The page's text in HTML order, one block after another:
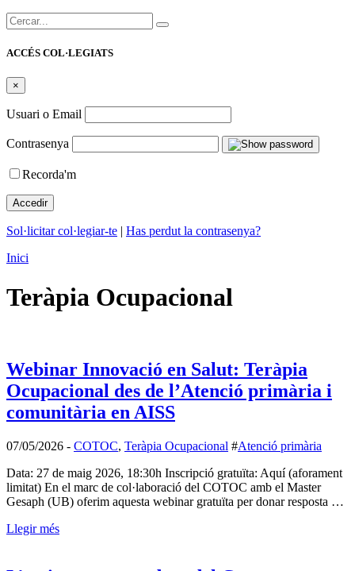
Cercar:
ACCÉS COL·LEGIATS
×
Usuari o Email
Contrasenya
Recorda'm
Sol·licitar col·legiar-te | Has perdut la contrasenya?
Inici
Teràpia Ocupacional
Webinar Innovació en Salut: Teràpia
Ocupacional des de l’Atenció primària i
comunitària en AISS
07/05/2026 - COTOC, Teràpia Ocupacional #Atenció primària
Data: 27 de maig 2026, 18:30h Inscripció gratuïta: Aquí (aforament
limitat) En el marc de col·laboració del COTOC amb el Master
Gesaph (UB) oferim aquesta webinar gratuïta per donar resposta …
Llegir més